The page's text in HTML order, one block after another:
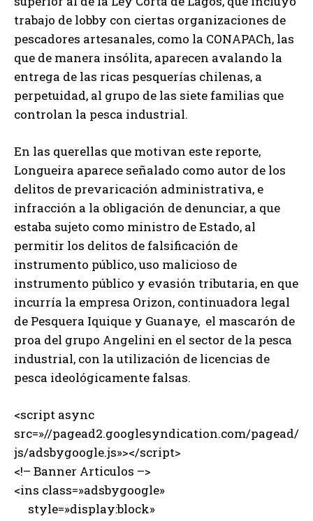
trabajo de lobby con ciertas organizaciones de
pescadores artesanales, como la CONAPACh, las
que de manera insólita, aparecen avalando la
entrega de las ricas pesquerías chilenas, a
perpetuidad, al grupo de las siete familias que
controlan la pesca industrial.
En las querellas que motivan este reporte,
Longueira aparece señalado como autor de los
delitos de prevaricación administrativa, e
infracción a la obligación de denunciar, a que
estaba sujeto como ministro de Estado, al
permitir los delitos de falsificación de
instrumento público, uso malicioso de
instrumento público y evasión tributaria, en que
incurría la empresa Orizon, continuadora legal
de Pesquera Iquique y Guanaye, el mascarón de
proa del grupo Angelini en el sector de la pesca
industrial, con la utilización de licencias de
pesca ideológicamente falsas.
<script async
src=»//pagead2.googlesyndication.com/pagead/
js/adsbygoogle.js»></script>
<!– Banner Articulos –>
<ins class=»adsbygoogle»
style=»display:block»